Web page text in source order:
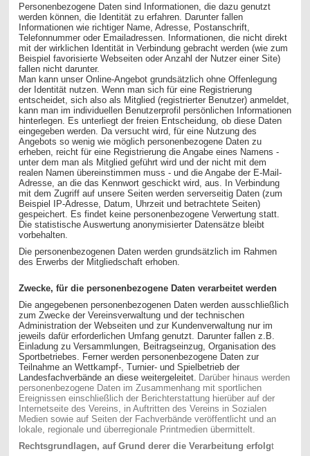
Personenbezogene Daten sind Informationen, die dazu genutzt
werden können, die Identität zu erfahren. Darunter fallen
Informationen wie richtiger Name, Adresse, Postanschrift,
Telefonnummer oder Emailadressen. Informationen, die nicht direkt
mit der wirklichen Identität in Verbindung gebracht werden (wie zum
Beispiel favorisierte Webseiten oder Anzahl der Nutzer einer Site)
fallen nicht darunter.
Man kann unser Online-Angebot grundsätzlich ohne Offenlegung
der Identität nutzen. Wenn man sich für eine Registrierung
entscheidet, sich also als Mitglied (registrierter Benutzer) anmeldet,
kann man im individuellen Benutzerprofil persönlichen Informationen
hinterlegen. Es unterliegt der freien Entscheidung, ob diese Daten
eingegeben werden. Da versucht wird, für eine Nutzung des
Angebots so wenig wie möglich personenbezogene Daten zu
erheben, reicht für eine Registrierung die Angabe eines Namens -
unter dem man als Mitglied geführt wird und der nicht mit dem
realen Namen übereinstimmen muss - und die Angabe der E-Mail-
Adresse, an die das Kennwort geschickt wird, aus. In Verbindung
mit dem Zugriff auf unsere Seiten werden serverseitig Daten (zum
Beispiel IP-Adresse, Datum, Uhrzeit und betrachtete Seiten)
gespeichert. Es findet keine personenbezogene Verwertung statt.
Die statistische Auswertung anonymisierter Datensätze bleibt
vorbehalten.
Die personenbezogenen Daten werden grundsätzlich im Rahmen
des Erwerbs der Mitgliedschaft erhoben.
Zwecke, für die personenbezogene Daten verarbeitet werden
Die angegebenen personenbezogenen Daten werden ausschließlich
zum Zwecke der Vereinsverwaltung und der technischen
Administration der Webseiten und zur Kundenverwaltung nur im
jeweils dafür erforderlichen Umfang genutzt. Darunter fallen z.B.
Einladung zu Versammlungen, Beitragseinzug, Organisation des
Sportbetriebes. Ferner werden personenbezogene Daten zur
Teilnahme an Wettkampf-, Turnier- und Spielbetrieb der
Landesfachverbände an diese weitergeleitet. Darüber hinaus werden
personenbezogene Daten im Zusammenhang mit sportlichen
Ereignissen einschließlich der Berichterstattung hierüber auf der
Internetseite des Vereins, in Auftritten des Vereins in Sozialen
Medien sowie auf Seiten der Fachverbände veröffentlicht und an
lokale, regionale und überregionale Printmedien übermittelt.
Rechtsgrundlagen, auf Grund derer die Verarbeitung erfolgt